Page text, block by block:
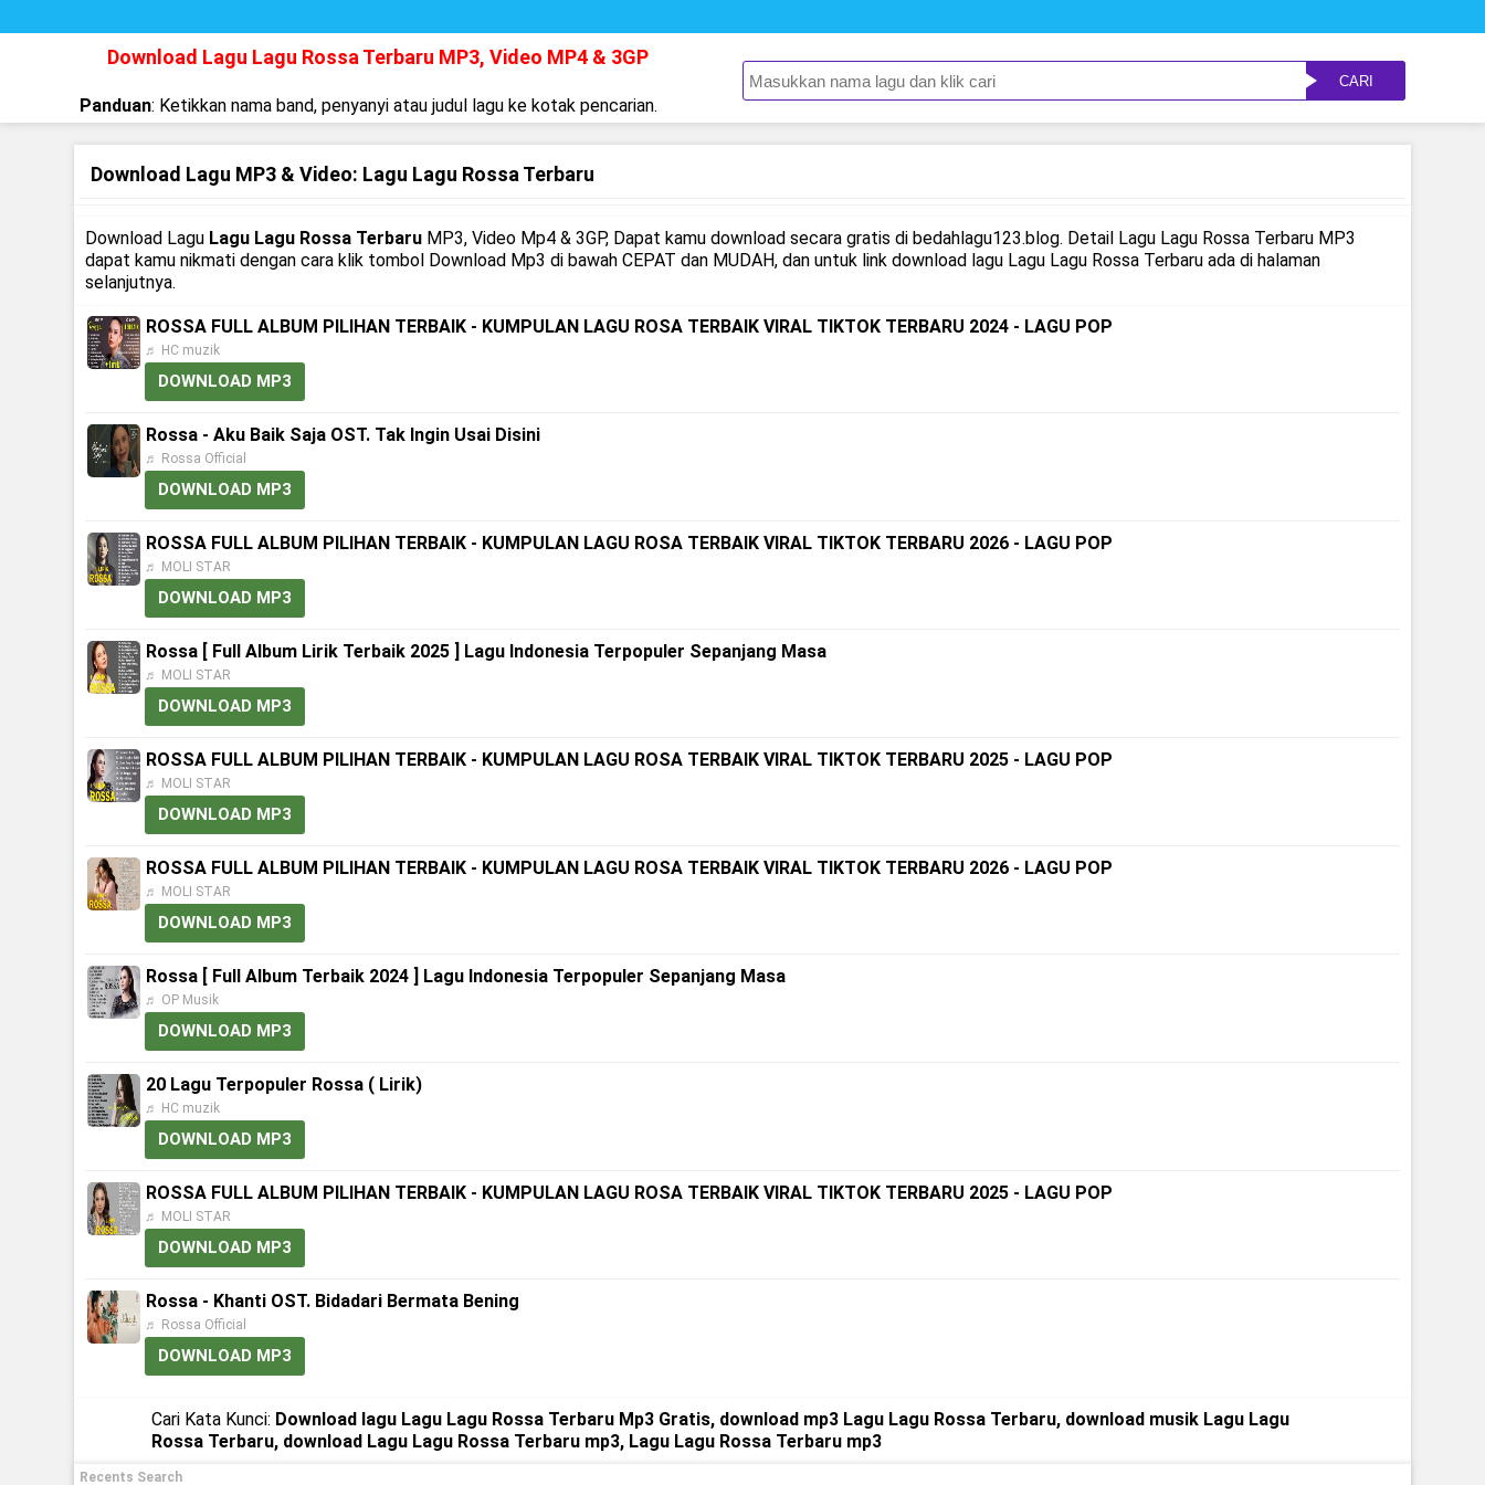
Download Lagu Lagu Rossa Terbaru MP3, Video MP4 & 3GP
Panduan: Ketikkan nama band, penyanyi atau judul lagu ke kotak pencarian.
CARI
Download Lagu MP3 & Video: Lagu Lagu Rossa Terbaru
Download Lagu Lagu Lagu Rossa Terbaru MP3, Video Mp4 & 3GP, Dapat kamu download secara gratis di bedahlagu123.blog. Detail Lagu Lagu Rossa Terbaru MP3
dapat kamu nikmati dengan cara klik tombol Download Mp3 di bawah CEPAT dan MUDAH, dan untuk link download lagu Lagu Lagu Rossa Terbaru ada di halaman
selanjutnya.
ROSSA FULL ALBUM PILIHAN TERBAIK - KUMPULAN LAGU ROSA TERBAIK VIRAL TIKTOK TERBARU 2024 - LAGU POP
♬ HC muzik
DOWNLOAD MP3
Rossa - Aku Baik Saja OST. Tak Ingin Usai Disini
♬ Rossa Official
DOWNLOAD MP3
ROSSA FULL ALBUM PILIHAN TERBAIK - KUMPULAN LAGU ROSA TERBAIK VIRAL TIKTOK TERBARU 2026 - LAGU POP
♬ MOLI STAR
DOWNLOAD MP3
Rossa [ Full Album Lirik Terbaik 2025 ] Lagu Indonesia Terpopuler Sepanjang Masa
♬ MOLI STAR
DOWNLOAD MP3
ROSSA FULL ALBUM PILIHAN TERBAIK - KUMPULAN LAGU ROSA TERBAIK VIRAL TIKTOK TERBARU 2025 - LAGU POP
♬ MOLI STAR
DOWNLOAD MP3
ROSSA FULL ALBUM PILIHAN TERBAIK - KUMPULAN LAGU ROSA TERBAIK VIRAL TIKTOK TERBARU 2026 - LAGU POP
♬ MOLI STAR
DOWNLOAD MP3
Rossa [ Full Album Terbaik 2024 ] Lagu Indonesia Terpopuler Sepanjang Masa
♬ OP Musik
DOWNLOAD MP3
20 Lagu Terpopuler Rossa ( Lirik)
♬ HC muzik
DOWNLOAD MP3
ROSSA FULL ALBUM PILIHAN TERBAIK - KUMPULAN LAGU ROSA TERBAIK VIRAL TIKTOK TERBARU 2025 - LAGU POP
♬ MOLI STAR
DOWNLOAD MP3
Rossa - Khanti OST. Bidadari Bermata Bening
♬ Rossa Official
DOWNLOAD MP3
Cari Kata Kunci: Download lagu Lagu Lagu Rossa Terbaru Mp3 Gratis, download mp3 Lagu Lagu Rossa Terbaru, download musik Lagu Lagu
Rossa Terbaru, download Lagu Lagu Rossa Terbaru mp3, Lagu Lagu Rossa Terbaru mp3
Recents Search